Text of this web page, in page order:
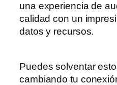
una experiencia de
calidad con un
datos y recursos.
Puedes solventar
cambiando tu